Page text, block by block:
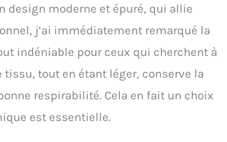
design moderne et épuré, qui allie
j’ai immédiatement remarqué la
indéniable pour ceux qui cherchent à
tout en étant léger, conserve la
respirabilité. Cela en fait un choix
est essentielle.